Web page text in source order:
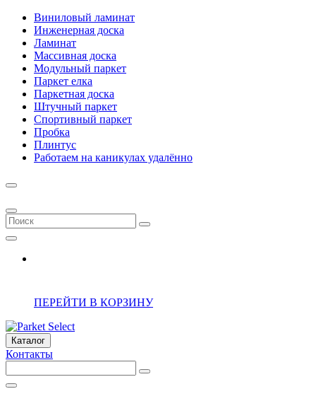
Виниловый ламинат
Инженерная доска
Ламинат
Массивная доска
Модульный паркет
Паркет елка
Паркетная доска
Штучный паркет
Спортивный паркет
Пробка
Плинтус
Работаем на каникулах удалённо
ПЕРЕЙТИ В КОРЗИНУ
Каталог
Контакты